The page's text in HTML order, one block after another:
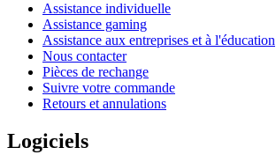
Assistance individuelle
Assistance gaming
Assistance aux entreprises et à l'éducation
Nous contacter
Pièces de rechange
Suivre votre commande
Retours et annulations
Logiciels